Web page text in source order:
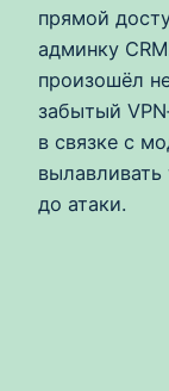
прямой
админку
произошёл
забытый
в связке с
до атаки.